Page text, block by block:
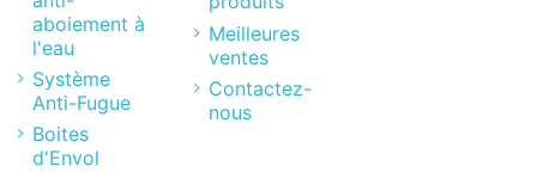
aboiement à
l'eau
Système
Anti-Fugue
Boites
d'Envol
Meilleures
ventes
Contactez-
nous